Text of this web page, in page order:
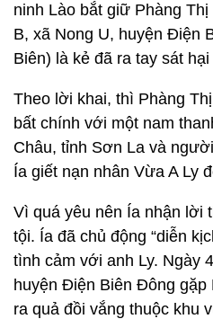
ninh Lào bắt giữ Phàng
B, xã Nong U, huyện Điện
Biên) là kẻ đã ra tay sát hại
Theo lời khai, thì Phàng
bất chính với một nam
Châu, tỉnh Sơn La và
Ía giết nạn nhân Vừa A Ly
Vì quá yêu nên Ía nhận lời
tội. Ía đã chủ động “diễn
tình cảm với anh Ly. Ngày
huyện Điện Biên Đông gặp
ra quả đồi vắng thuộc khu